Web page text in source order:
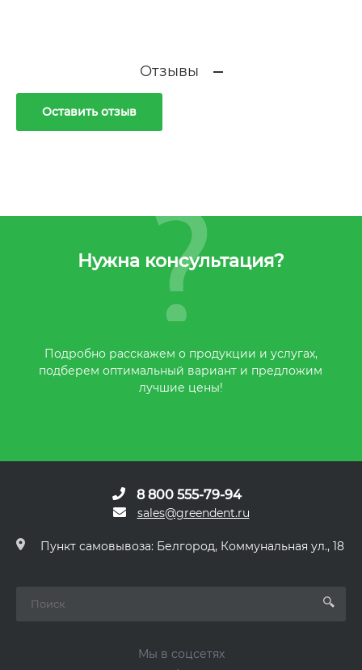
Отзывы
Оставить отзыв
Нужна консультация?
Подробно расскажем о продукции и услугах,
подберем оптимальный вариант и предложим
лучшие цены!
8 800 555-79-94
sales@greendent.ru
Пункт самовывоза: Белгород, Коммунальная ул., 18
Мы в соцсетях